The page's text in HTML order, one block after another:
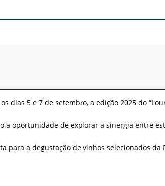
dias 5 e 7 de setembro, a edição 2025 do
a oportunidade de explorar a sinergia entre
para a degustação de vinhos selecionados